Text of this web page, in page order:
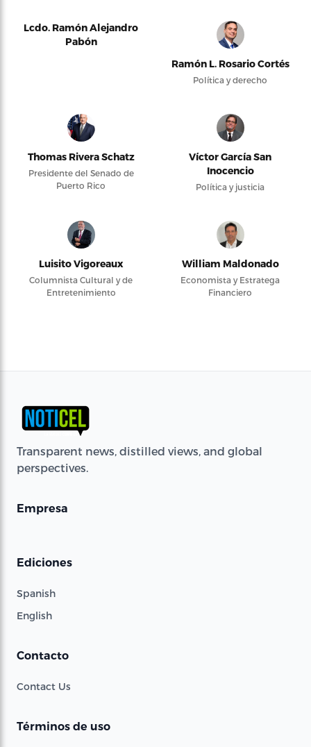
Lcdo. Ramón Alejandro
Pabón
Ramón L. Rosario Cortés
Política y derecho
Thomas Rivera Schatz
Presidente del Senado de
Puerto Rico
Víctor García San
Inocencio
Política y justicia
Luisito Vigoreaux
Columnista Cultural y de
Entretenimiento
William Maldonado
Economista y Estratega
Financiero
Transparent news, distilled views, and global
perspectives.
Empresa
Ediciones
Spanish
English
Contacto
Contact Us
Términos de uso